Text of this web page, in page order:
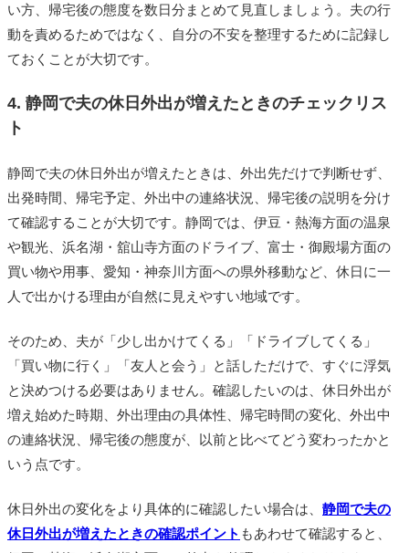
い方、帰宅後の態度を数日分まとめて見直しましょう。夫の行
動を責めるためではなく、自分の不安を整理するために記録し
ておくことが大切です。
4. 静岡で夫の休日外出が増えたときのチェックリス
ト
静岡で夫の休日外出が増えたときは、外出先だけで判断せず、
出発時間、帰宅予定、外出中の連絡状況、帰宅後の説明を分け
て確認することが大切です。静岡では、伊豆・熱海方面の温泉
や観光、浜名湖・舘山寺方面のドライブ、富士・御殿場方面の
買い物や用事、愛知・神奈川方面への県外移動など、休日に一
人で出かける理由が自然に見えやすい地域です。
そのため、夫が「少し出かけてくる」「ドライブしてくる」
「買い物に行く」「友人と会う」と話しただけで、すぐに浮気
と決めつける必要はありません。確認したいのは、休日外出が
増え始めた時期、外出理由の具体性、帰宅時間の変化、外出中
の連絡状況、帰宅後の態度が、以前と比べてどう変わったかと
いう点です。
休日外出の変化をより具体的に確認したい場合は、 静岡で夫の
休日外出が増えたときの確認ポイント もあわせて確認すると、